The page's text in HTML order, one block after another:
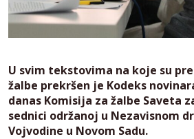
U svim tekstovima na koje su
žalbe prekršen je Kodeks
danas Komisija za žalbe Saveta
sednici održanoj u Nezavisnom
Vojvodine u Novom Sadu.